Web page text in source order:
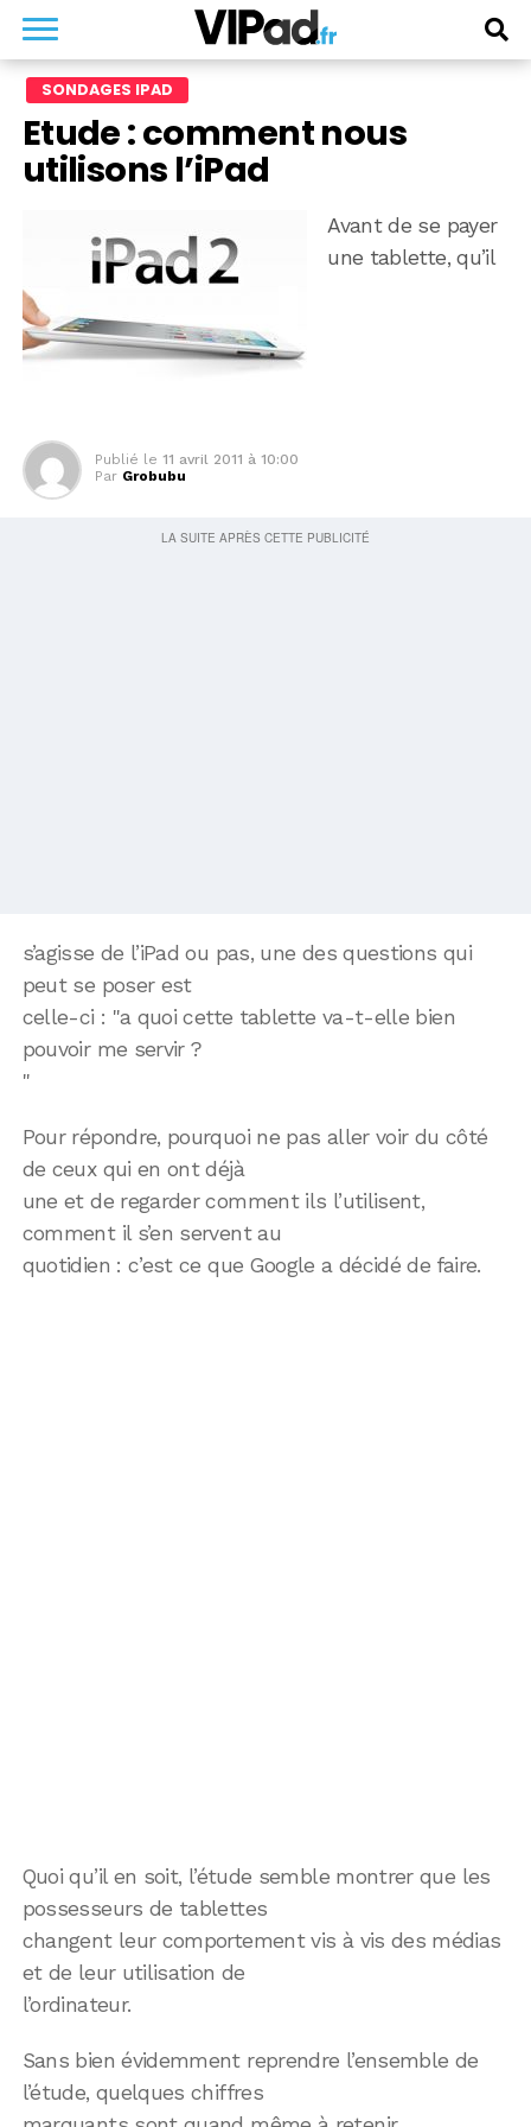
SONDAGES IPAD
Etude : comment nous
utilisons l’iPad
Avant de se payer
une tablette, qu’il
Publié le 11 avril 2011 à 10:00
Par Grobubu
s’agisse de l’iPad ou pas, une des questions qui
peut se poser est
celle-ci : "a quoi cette tablette va-t-elle bien
pouvoir me servir ?
"
Pour répondre, pourquoi ne pas aller voir du côté
de ceux qui en ont déjà
une et de regarder comment ils l’utilisent,
comment il s’en servent au
quotidien : c’est ce que Google a décidé de faire.
Quoi qu’il en soit, l’étude semble montrer que les
possesseurs de tablettes
changent leur comportement vis à vis des médias
et de leur utilisation de
l’ordinateur.
Sans bien évidemment reprendre l’ensemble de
l’étude, quelques chiffres